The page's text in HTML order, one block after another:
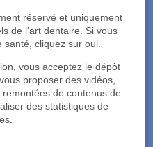
réservé et uniquement
de l'art dentaire. Si vous
cliquez sur oui.
vous acceptez le dépôt
proposer des vidéos,
de contenus de
des statistiques de